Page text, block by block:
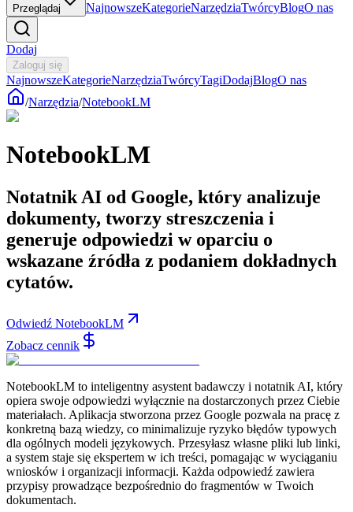
Przeglądaj NajnowszeKategorieNarzędziaTwórcyBlogO nas
Dodaj
Zaloguj się
NajnowszeKategorieNarzędziaTwórcyTagiDodajBlogO nas
/Narzędzia/NotebookLM
NotebookLM
Notatnik AI od Google, który analizuje
dokumenty, tworzy streszczenia i
generuje odpowiedzi w oparciu o
wskazane źródła z podaniem dokładnych
cytatów.
Odwiedź NotebookLM
Zobacz cennik
NotebookLM to inteligentny asystent badawczy i notatnik AI, który
opiera swoje odpowiedzi wyłącznie na dostarczonych przez Ciebie
materiałach. Aplikacja stworzona przez Google pozwala na pracę z
konkretną bazą wiedzy, co minimalizuje ryzyko błędów typowych
dla ogólnych modeli językowych. Przesyłasz własne pliki lub linki,
a system staje się ekspertem w ich treści, pomagając w wyciąganiu
wniosków i organizacji informacji. Każda odpowiedź zawiera
przypisy prowadzące bezpośrednio do fragmentów w Twoich
dokumentach.